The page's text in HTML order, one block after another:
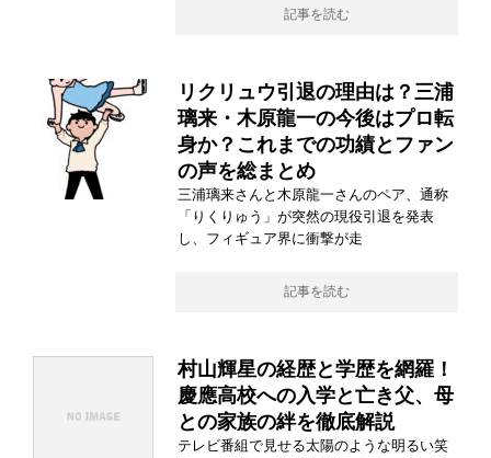
記事を読む
リクリュウ引退の理由は？三浦
璃来・木原龍一の今後はプロ転
身か？これまでの功績とファン
の声を総まとめ
三浦璃来さんと木原龍一さんのペア、通称
「りくりゅう」が突然の現役引退を発表
し、フィギュア界に衝撃が走
記事を読む
村山輝星の経歴と学歴を網羅！
慶應高校への入学と亡き父、母
との家族の絆を徹底解説
テレビ番組で見せる太陽のような明るい笑